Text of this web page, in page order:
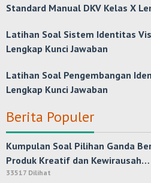
Standard Manual DKV Kelas X
Latihan Soal Sistem Identitas
Lengkap Kunci Jawaban
Latihan Soal Pengembangan
Lengkap Kunci Jawaban
Berita Populer
Kumpulan Soal Pilihan Ganda
Produk Kreatif dan Kewirausah…
33517 Dilihat